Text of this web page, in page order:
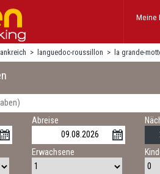
Meine
> languedoc-roussillon > la grande-
Abreise
Erwachsene